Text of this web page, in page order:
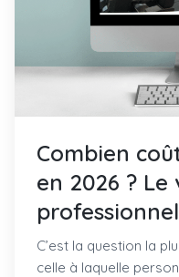
Combien
en 2026 ?
professionnel
C’est la question la
celle à laquelle